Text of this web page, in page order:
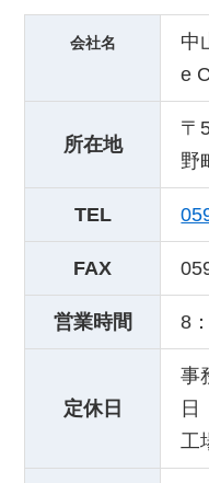
会社名
中
e
所在地
〒
野
TEL
FAX
営業時間 8
定休日
事
日
工